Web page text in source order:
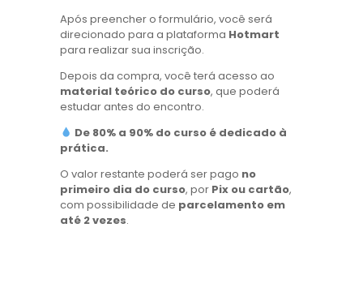
Após preencher o formulário, você será
direcionado para a plataforma Hotmart
para realizar sua inscrição.
Depois da compra, você terá acesso ao
material teórico do curso, que poderá
estudar antes do encontro.
De 80% a 90% do curso é dedicado à
prática.
O valor restante poderá ser pago no
primeiro dia do curso, por Pix ou cartão,
com possibilidade de parcelamento em
até 2 vezes.